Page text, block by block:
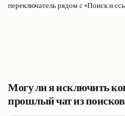
переключатель рядом с «Поиск и
Могу ли я исключить
прошлый чат из